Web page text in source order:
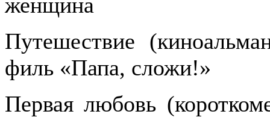
Путешествие
филь «Папа, сложи!»
Первая любовь